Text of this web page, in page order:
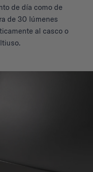
de día como de
de 30 lúmenes
al casco o